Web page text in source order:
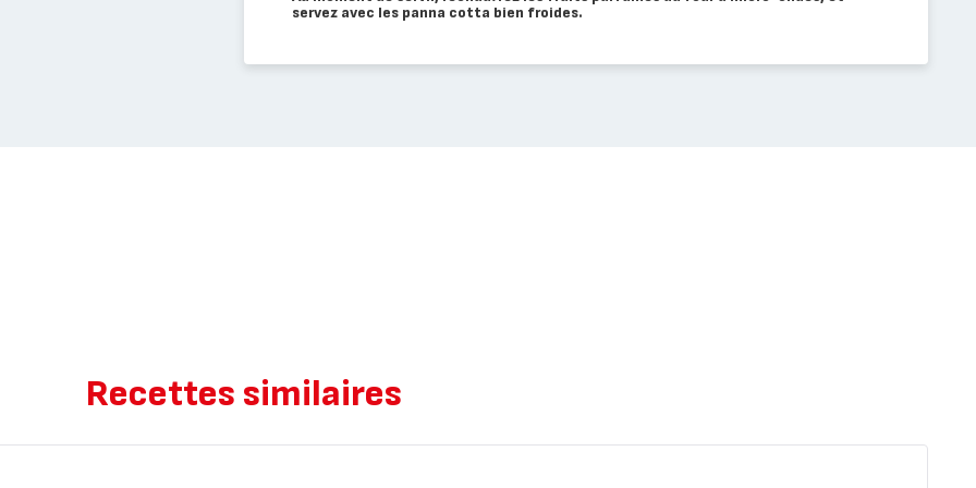
servez avec les panna cotta bien froides.
Recettes similaires